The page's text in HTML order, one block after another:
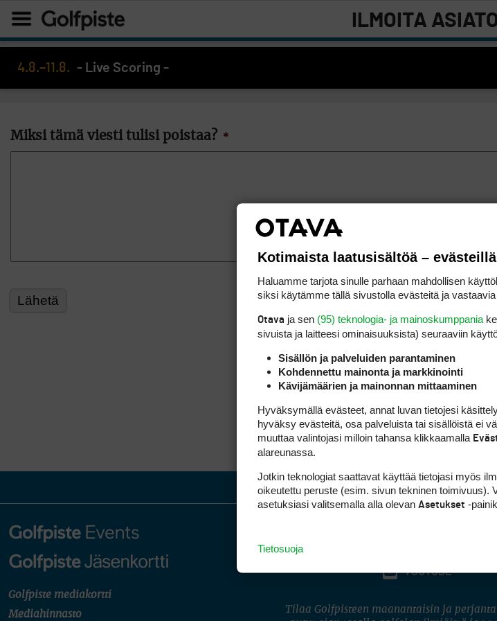
ILMOITA
4.8.–11.8. - Live Scoring -
Miksi tämä viesti tulisi poistaa? *
Golfpiste mediakortti
Mediahinnasto
YOUTUBE
Tilaa Golfpisteen maanantaisin ja
Kotimaista laatusisältöä –
Haluamme tarjota sinulle parhaan mahdollisen
siksi käytämme tällä sivustolla evästeitä ja vastaavia
Otava ja sen (95) teknologia- ja mainoskumppania
sivuista ja laitteesi ominaisuuk­sista) seuraaviin
Sisällön ja palveluiden parantaminen
Kohdennettu mainonta ja markkinointi
Kävijämäärien ja mainonnan mittaaminen
Hyväksymällä evästeet, annat luvan tietojesi
hyväksy evästeitä, osa palveluista tai sisällöistä ei
muuttaa valintojasi milloin tahansa klikkaamalla
alareunassa.
Jotkin teknologiat saattavat käyttää tietojasi myös
oikeutettu peruste (esim. sivun tekninen toimivuus).
asetuksiasi valitsemalla alla olevan Asetukset -
Tietosuoja